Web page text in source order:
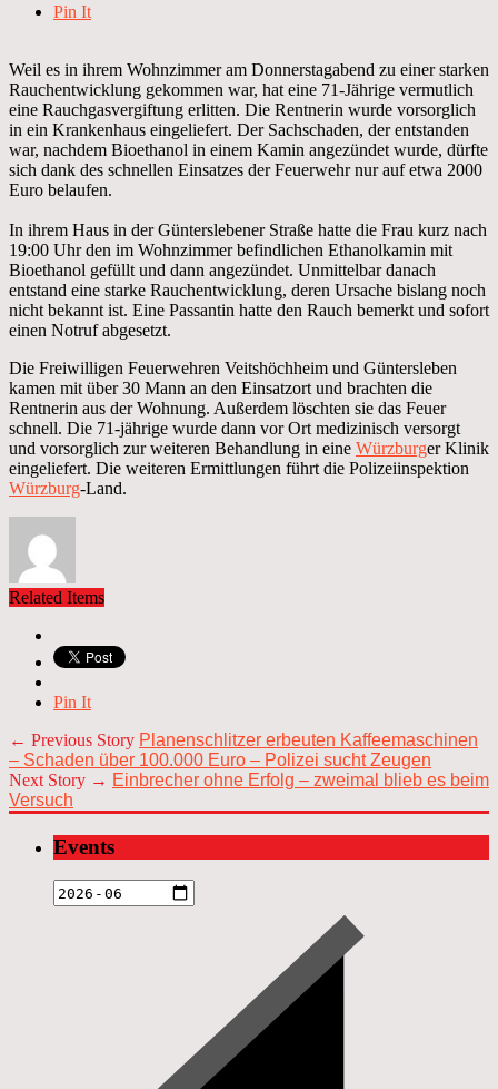
Pin It
Weil es in ihrem Wohnzimmer am Donnerstagabend zu einer starken
Rauchentwicklung gekommen war, hat eine 71-Jährige vermutlich
eine Rauchgasvergiftung erlitten. Die Rentnerin wurde vorsorglich
in ein Krankenhaus eingeliefert. Der Sachschaden, der entstanden
war, nachdem Bioethanol in einem Kamin angezündet wurde, dürfte
sich dank des schnellen Einsatzes der Feuerwehr nur auf etwa 2000
Euro belaufen.
In ihrem Haus in der Günterslebener Straße hatte die Frau kurz nach
19:00 Uhr den im Wohnzimmer befindlichen Ethanolkamin mit
Bioethanol gefüllt und dann angezündet. Unmittelbar danach
entstand eine starke Rauchentwicklung, deren Ursache bislang noch
nicht bekannt ist. Eine Passantin hatte den Rauch bemerkt und sofort
einen Notruf abgesetzt.
Die Freiwilligen Feuerwehren Veitshöchheim und Güntersleben
kamen mit über 30 Mann an den Einsatzort und brachten die
Rentnerin aus der Wohnung. Außerdem löschten sie das Feuer
schnell. Die 71-jährige wurde dann vor Ort medizinisch versorgt
und vorsorglich zur weiteren Behandlung in eine Würzburger Klinik
eingeliefert. Die weiteren Ermittlungen führt die Polizeiinspektion
Würzburg-Land.
Related Items
Pin It
← Previous Story Planenschlitzer erbeuten Kaffeemaschinen
– Schaden über 100.000 Euro – Polizei sucht Zeugen
Next Story → Einbrecher ohne Erfolg – zweimal blieb es beim
Versuch
Events